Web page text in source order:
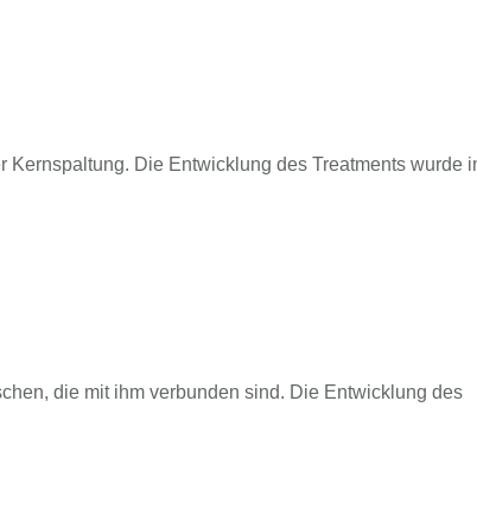
Die Entwicklung des Treatments wurde
die mit ihm verbunden sind. Die Entwicklung des